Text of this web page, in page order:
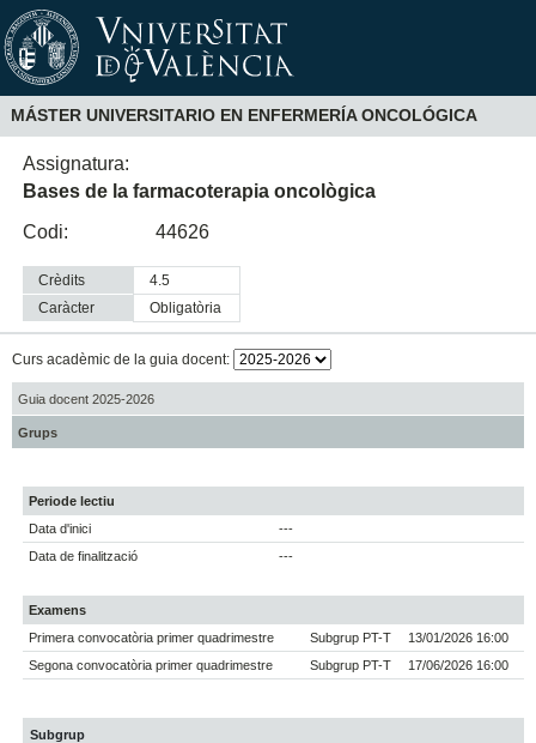
MÁSTER UNIVERSITARIO EN ENFERMERÍA ONCOLÓGICA
Assignatura:
Bases de la farmacoterapia oncològica
Codi:
44626
Crèdits
4.5
Caràcter
obligatòria
Curs acadèmic de la guia docent:
Guia docent 2025-2026
Grups
Periode lectiu
Data d'inici
---
Data de finalització
---
Examens
Primera convocatòria primer quadrimestre
Subgrup PT-T
13/01/2026 16:00
Segona convocatòria primer quadrimestre
Subgrup PT-T 17/06/2026 16:00
Subgrup